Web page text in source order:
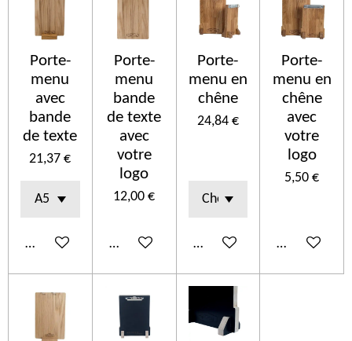
Porte-
menu
avec
bande
de texte
21,37 €
In den Warenkorb
Porte-
menu
bande
de texte
avec
votre
logo
12,00 €
In den Warenkorb
Porte-
menu en
chêne
24,84 €
In den Warenkorb
Porte-
menu en
chêne
avec
votre
logo
5,50 €
In den